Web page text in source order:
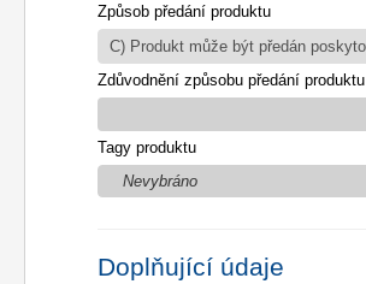
Způsob předání produktu
Zdůvodnění způsobu předání produktu
Tagy produktu
Nevybráno
Doplňující údaje